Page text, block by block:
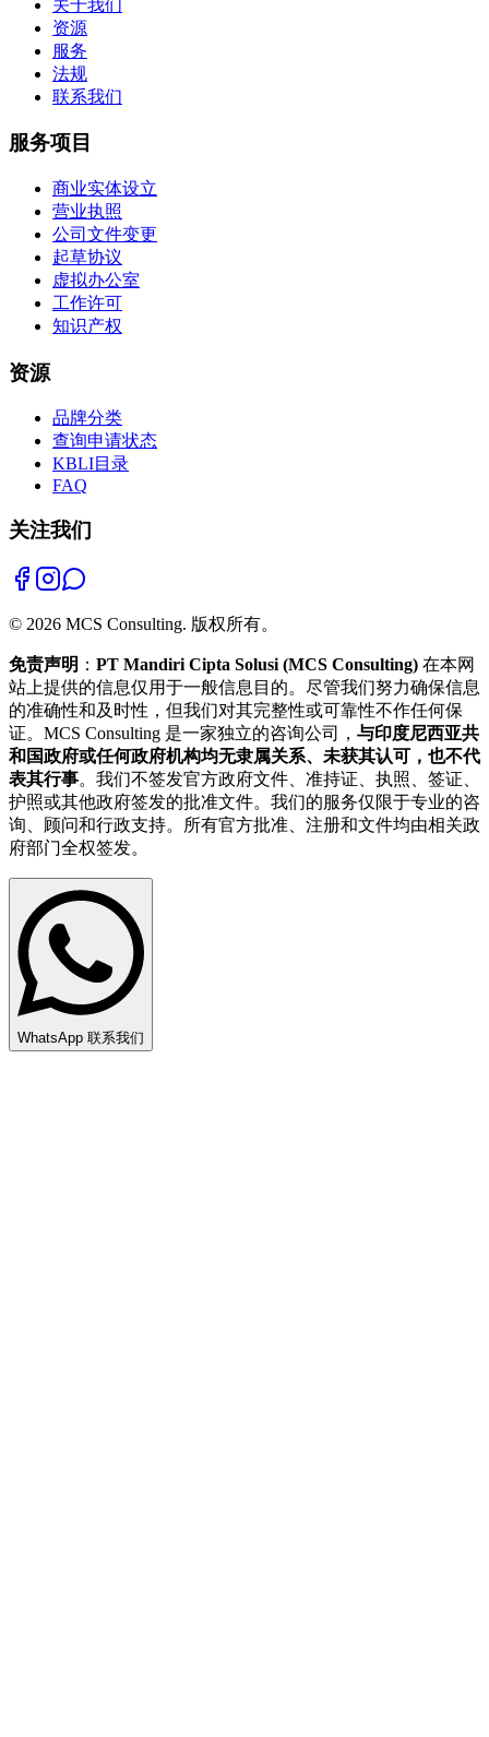
关于我们
资源
服务
法规
联系我们
服务项目
商业实体设立
营业执照
公司文件变更
起草协议
虚拟办公室
工作许可
知识产权
资源
品牌分类
查询申请状态
KBLI目录
FAQ
关注我们
© 2026 MCS Consulting. 版权所有。
免责声明 ： PT Mandiri Cipta Solusi (MCS Consulting) 在本网
站上提供的信息仅用于一般信息目的。尽管我们努力确保信息
的准确性和及时性，但我们对其完整性或可靠性不作任何保
证。MCS Consulting 是一家独立的咨询公司， 与印度尼西亚共
和国政府或任何政府机构均无隶属关系、未获其认可，也不代
表其行事。我们不签发官方政府文件、准持证、执照、签证、
护照或其他政府签发的批准文件。我们的服务仅限于专业的咨
询、顾问和行政支持。所有官方批准、注册和文件均由相关政
府部门全权签发。
WhatsApp 联系我们